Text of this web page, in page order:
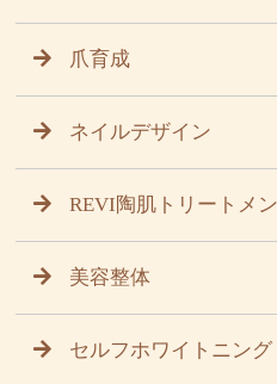
爪育成
ネイルデザイン
REVI陶肌トリートメ
美容整体
セルフホワイトニング